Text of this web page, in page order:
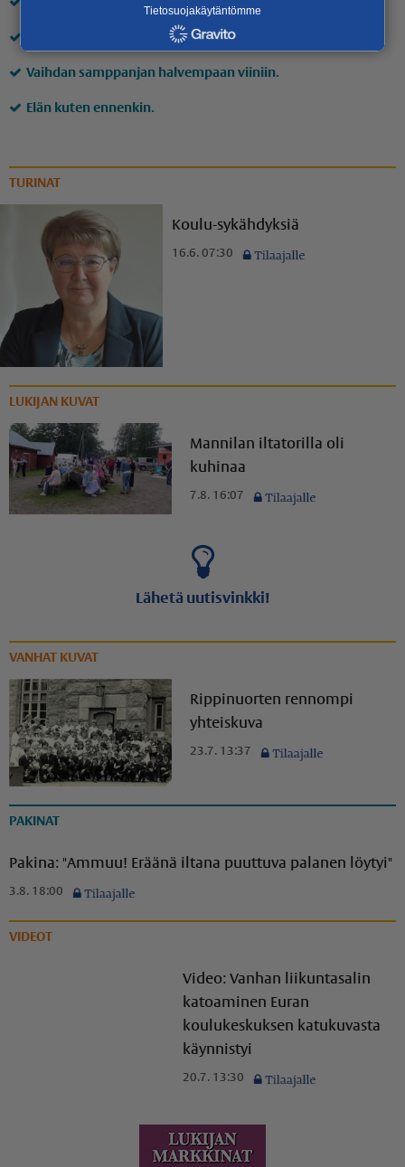
Seuraan sähkönkulutusta.
Vaihdan samppanjan halvempaan viiniin.
Elän kuten ennenkin.
TURINAT
Koulu-sykähdyksiä
16.6. 07:30
LUKIJAN KUVAT
Mannilan iltatorilla oli
kuhinaa
7.8. 16:07
Lähetä uutisvinkki!
VANHAT KUVAT
Rippinuorten rennompi
yhteiskuva
23.7. 13:37
PAKINAT
Pakina: "Ammuu! Eräänä iltana puuttuva palanen löytyi"
3.8. 18:00
VIDEOT
Video: Vanhan liikuntasalin
katoaminen Euran
koulukeskuksen katukuvasta
käynnistyi
20.7. 13:30
Tietosuojakäytäntömme